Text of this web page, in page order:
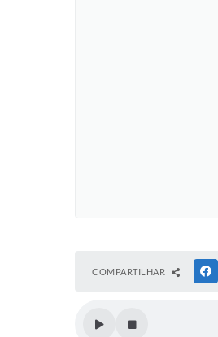
COMPARTILHAR